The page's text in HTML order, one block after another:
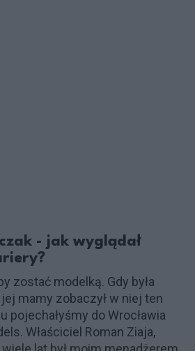
- jak wyglądał
zostać modelką. Gdy była
mamy zobaczył w niej ten
pojechałyśmy do Wrocławia
Właściciel Roman Ziaja,